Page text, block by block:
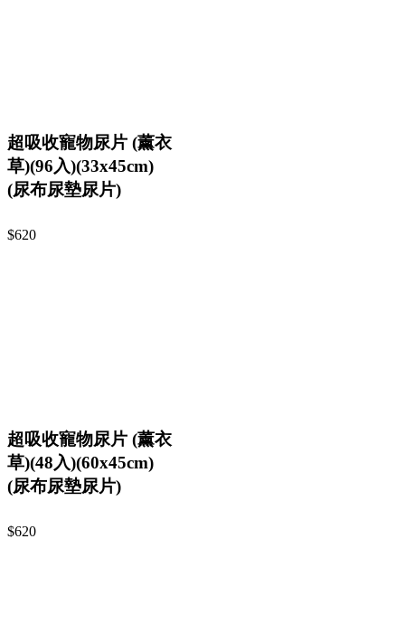
超吸收寵物尿片 (薰衣
草)(96入)(33x45cm)
(尿布尿墊尿片)
$620
超吸收寵物尿片 (薰衣
草)(48入)(60x45cm)
(尿布尿墊尿片)
$620